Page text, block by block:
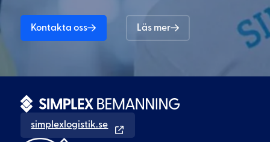
Kontakta oss Läs mer
simplexlogistik.se